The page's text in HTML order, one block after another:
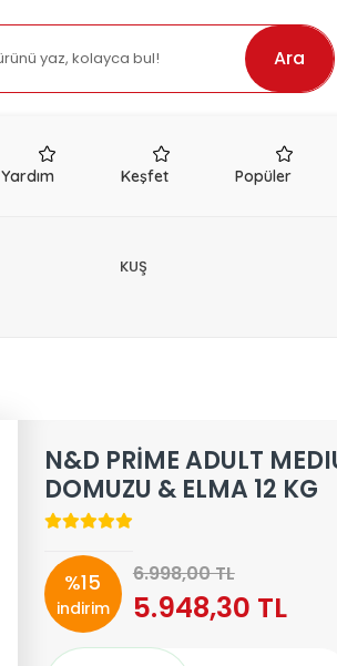
Ara
Yardım Keşfet Popüler
KUŞ
N&D PRİME ADULT
DOMUZU & ELMA 12 KG
%15
indirim
6.998,00 TL
5.948,30 TL